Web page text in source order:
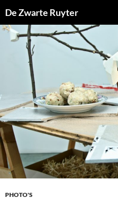
naar
de
inhoud
De Zwarte Ruyter
PHOTO'S